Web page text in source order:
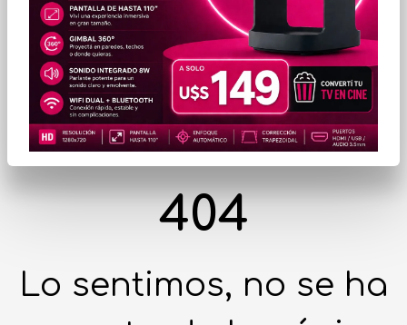
404
Lo sentimos, no se ha